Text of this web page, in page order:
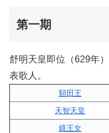
第一期
舒明天皇即位（629年
表歌人。
額田王
天智天皇
鏡王女